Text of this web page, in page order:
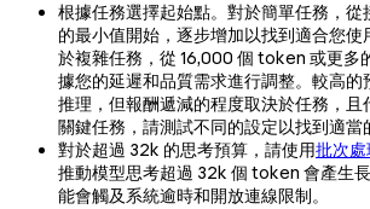
根據任務選擇起始點。對於簡單任務，
的最小值開始，逐步增加以找到適合您
於複雜任務，從 16,000 個 token 或更多
據您的延遲和品質需求進行調整。較高的
推理，但報酬遞減的程度取決於任務，
關鍵任務，請測試不同的設定以找到適當
對於超過 32k 的思考預算，請使用批次處
推動模型思考超過 32k 個 token 會產生
能會觸及系統逾時和開放連線限制。